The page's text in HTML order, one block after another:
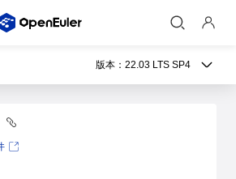
版本： 22.03 LTS SP4